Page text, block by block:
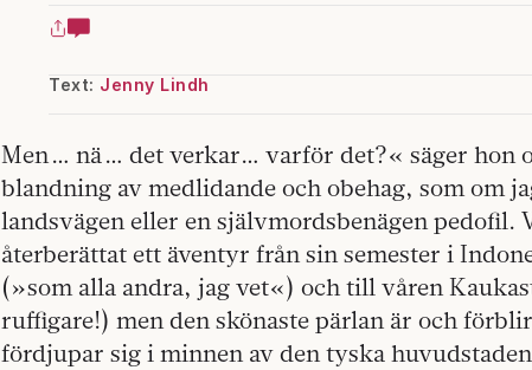
Text: Jenny Lindh
Men … nä … det verkar… varför det?« säger hon
blandning av medlidande och obehag, som om
lands­vägen eller en självmordsbenägen pedofil.
återberättat ett äventyr från sin semester i
(»som alla andra, jag vet«) och till våren
ruffigare!) men den skönaste pärlan är och
fördjupar sig i minnen av den tyska